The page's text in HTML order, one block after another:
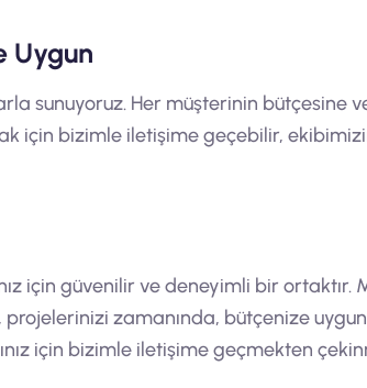
Uygun
sunuyoruz. Her müşterinin bütçesine
için bizimle iletişime geçebilir,
için güvenilir ve deneyimli bir ortaktır.
projelerinizi zamanında, bütçenize
için bizimle iletişime geçmekten